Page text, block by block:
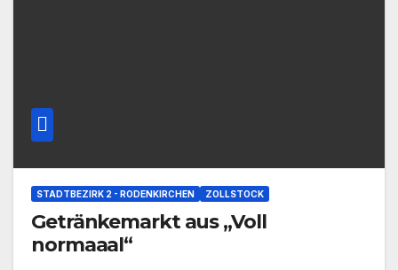
STADTBEZIRK 2 - RODENKIRCHEN ZOLLSTOCK
Getränkemarkt aus „Voll
normaaal“